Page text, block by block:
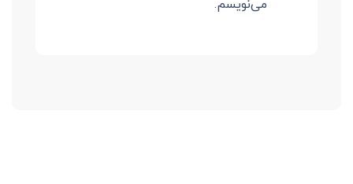
می‌نویسم.